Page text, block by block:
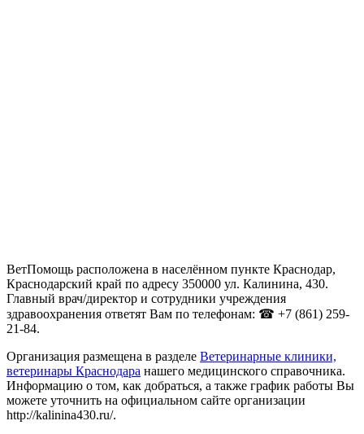
ВетПомощь расположена в населённом пункте Краснодар,
Краснодарский край по адресу 350000 ул. Калинина, 430.
Главный врач/директор и сотрудники учреждения
здравоохранения ответят Вам по телефонам: ☎ +7 (861) 259-
21-84.
Организация размещена в разделе Ветеринарные клиники,
ветеринары Краснодара нашего медицинского справочника.
Информацию о том, как добраться, а также график работы Вы
можете уточнить на официальном сайте организации
http://kalinina430.ru/.